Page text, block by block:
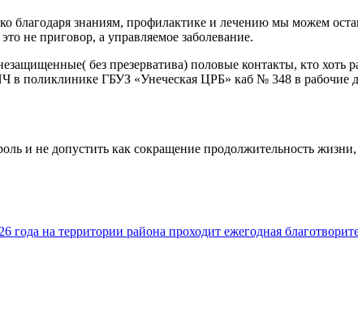
благодаря знаниям, профилактике и лечению мы можем
не приговор, а управляемое заболевание.
без презерватива) половые контакты, кто хоть
в поликлинике ГБУЗ «Унеческая ЦРБ» каб № 348 в рабочие
и не допустить как сокращение продолжительность жизни,
на территории района проходит ежегодная